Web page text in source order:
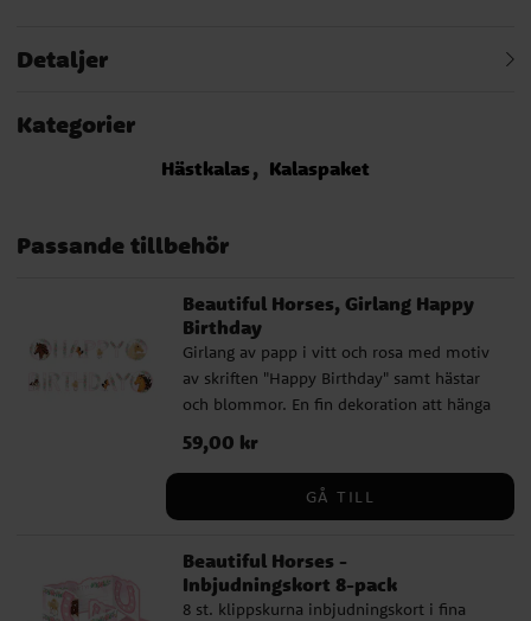
Detaljer
Kategorier
Hästkalas Kalaspaket
Passande tillbehör
Beautiful Horses, Girlang Happy
Birthday
Girlang av papp i vitt och rosa med motiv
av skriften "Happy Birthday" samt hästar
och blommor. En fin dekoration att hänga
upp inför hästkalaset. Girlangen är ca 1,4
meter lång.
Pris:59,00 kr
59,00 kr
GÅ TILL
Beautiful Horses -
Inbjudningskort 8-pack
8 st. klippskurna inbjudningskort i fina